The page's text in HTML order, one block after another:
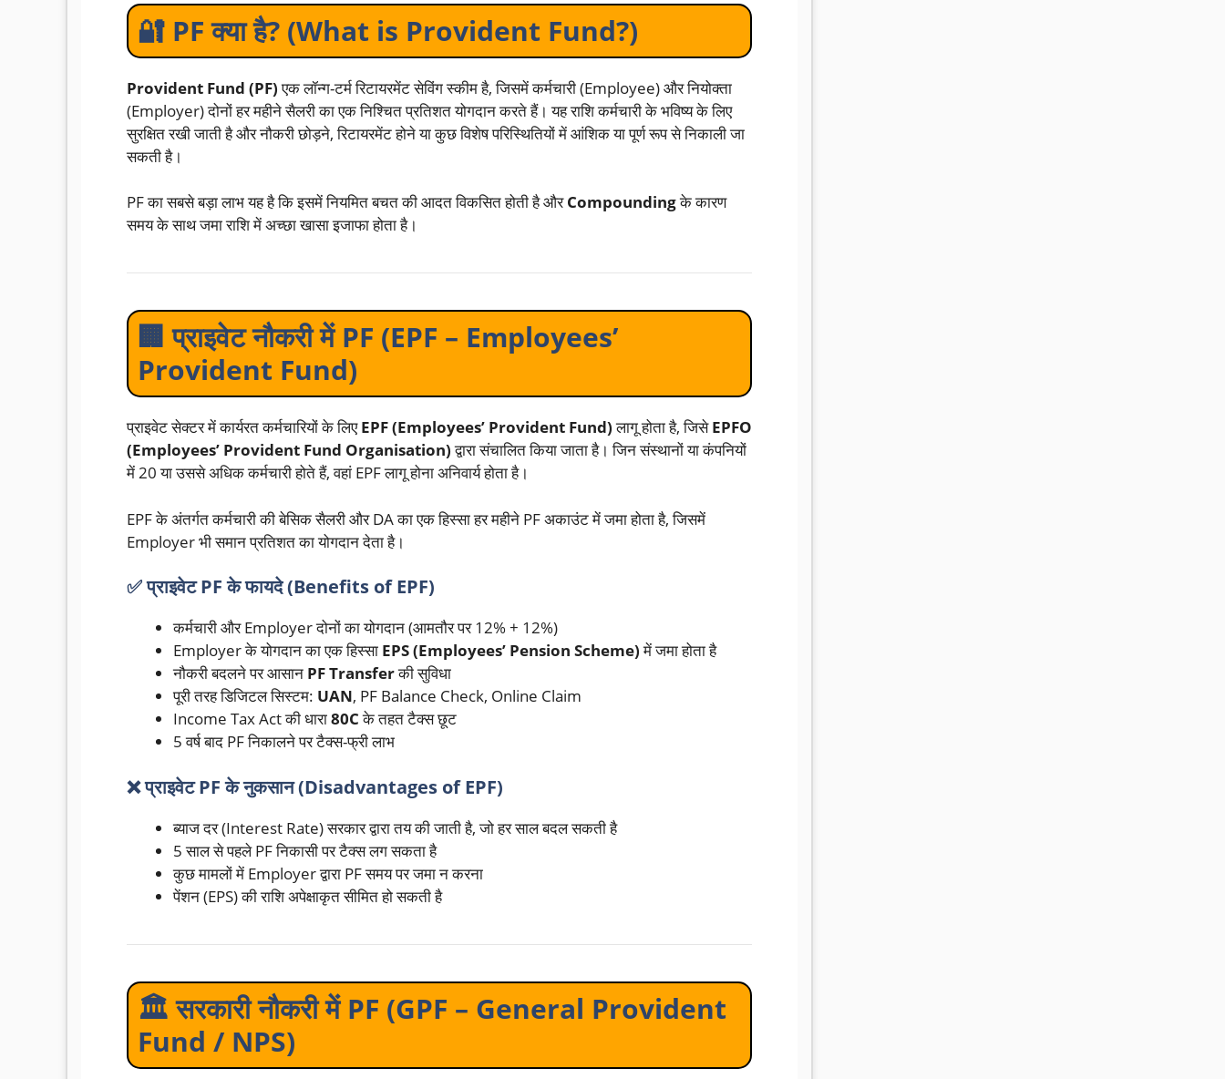
🔐 PF क्या है? (What is Provident Fund?)
Provident Fund (PF)एक लॉन्ग-टर्म रिटायरमेंट सेविंग स्कीम है, जिसमें कर्मचारी (Employee) और नियोक्ता
(Employer) दोनों हर महीने सैलरी का एक निश्चित प्रतिशत योगदान करते हैं। यह राशि कर्मचारी के भविष्य के लिए
सुरक्षित रखी जाती है और नौकरी छोड़ने, रिटायरमेंट होने या कुछ विशेष परिस्थितियों में आंशिक या पूर्ण रूप से निकाली जा
सकती है।
PF का सबसे बड़ा लाभ यह है कि इसमें नियमित बचत की आदत विकसित होती है औरCompoundingके कारण
समय के साथ जमा राशि में अच्छा खासा इजाफा होता है।
🏢 प्राइवेट नौकरी में PF (EPF – Employees’
Provident Fund)
प्राइवेट सेक्टर में कार्यरत कर्मचारियों के लिएEPF (Employees’ Provident Fund)लागू होता है, जिसेEPFO
(Employees’ Provident Fund Organisation)द्वारा संचालित किया जाता है। जिन संस्थानों या कंपनियों
में 20 या उससे अधिक कर्मचारी होते हैं, वहां EPF लागू होना अनिवार्य होता है।
EPF के अंतर्गत कर्मचारी की बेसिक सैलरी और DA का एक हिस्सा हर महीने PF अकाउंट में जमा होता है, जिसमें
Employer भी समान प्रतिशत का योगदान देता है।
✅ प्राइवेट PF के फायदे (Benefits of EPF)
कर्मचारी और Employer दोनों का योगदान (आमतौर पर 12% + 12%)
Employer के योगदान का एक हिस्सा EPS (Employees’ Pension Scheme)में जमा होता है
नौकरी बदलने पर आसान PF Transferकी सुविधा
पूरी तरह डिजिटल सिस्टम: UAN, PF Balance Check, Online Claim
Income Tax Act की धारा80Cके तहत टैक्स छूट
5 वर्ष बाद PF निकालने पर टैक्स-फ्री लाभ
❌ प्राइवेट PF के नुकसान (Disadvantages of EPF)
ब्याज दर (Interest Rate) सरकार द्वारा तय की जाती है, जो हर साल बदल सकती है
5 साल से पहले PF निकासी पर टैक्स लग सकता है
कुछ मामलों में Employer द्वारा PF समय पर जमा न करना
पेंशन (EPS) की राशि अपेक्षाकृत सीमित हो सकती है
🏛️ सरकारी नौकरी में PF (GPF – General Provident
Fund / NPS)